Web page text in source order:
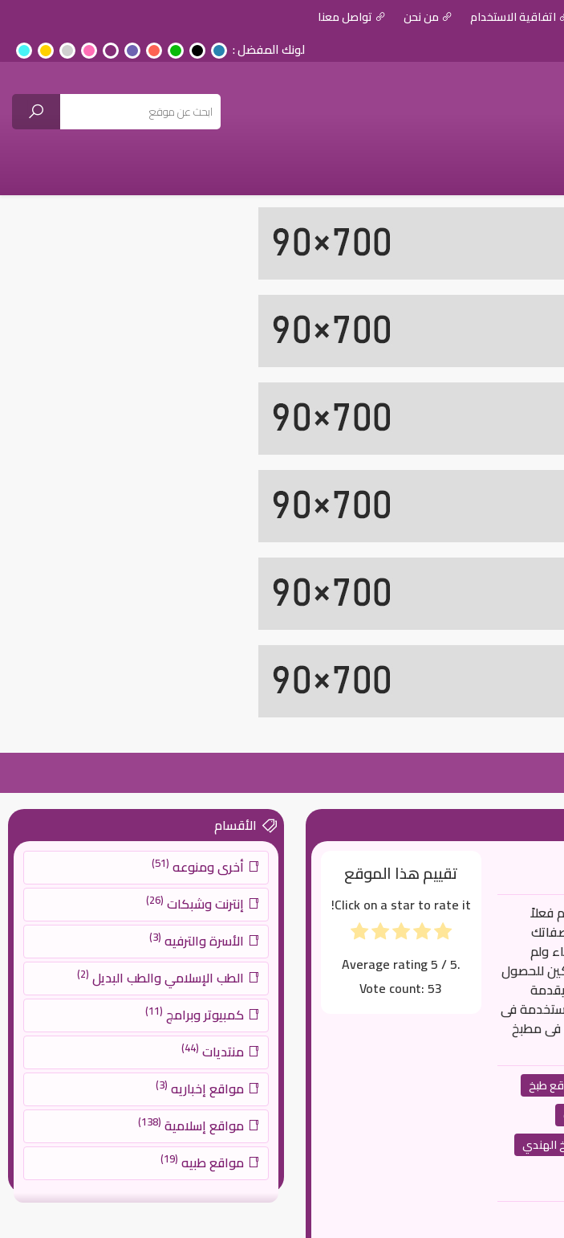
اتفاقية الاستخدام من نحن تواصل معنا
لونك المفضل :
فعلاً
ولم
للحصول
فى
فى مطبخ
طبخ
الهندي
تقييم هذا الموقع
Click on a star to rate it!
Average rating5/ 5.
Vote count:53
الأقسام
أخرى ومنوعه (51)
إنترنت وشبكات (26)
الأسرة والترفيه (3)
الطب الإسلامي والطب البديل (2)
كمبيوتر وبرامج (11)
منتديات (44)
مواقع إخباريه (3)
مواقع إسلامية (138)
مواقع طبيه (19)